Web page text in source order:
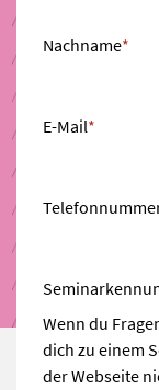
Nachname*
E-Mail*
Wenn du
dich zu einem
der Webseite